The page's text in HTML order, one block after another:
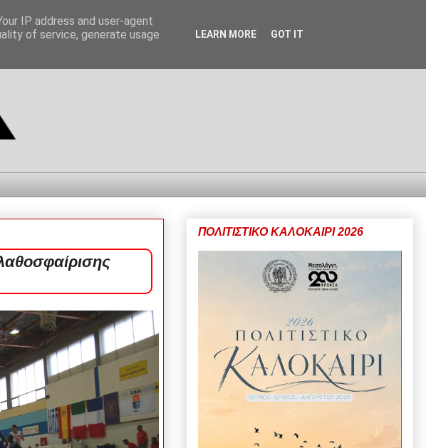
ΠΟΛΙΤΙΣΤΙΚΟ ΚΑΛΟΚΑΙΡΙ 2026
IP address and user-agent
of service, generate usage
LEARN MORE GOT IT